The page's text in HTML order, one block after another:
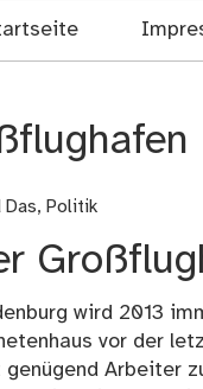
Das, Politik
wird 2013
vor der
Arbeiter